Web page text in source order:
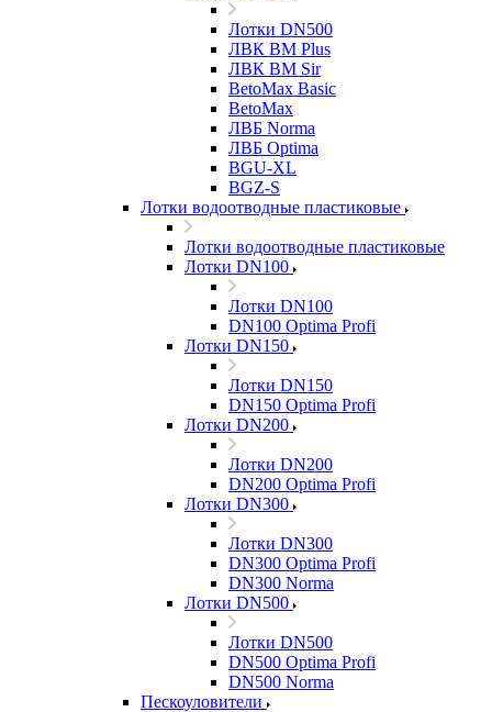
Лотки DN500
ЛВК ВМ Plus
ЛВК ВМ Sir
BetoMax Basic
BetoMax
ЛВБ Norma
ЛВБ Optima
BGU-XL
BGZ-S
Лотки водоотводные пластиковые
Лотки водоотводные пластиковые
Лотки DN100
Лотки DN100
DN100 Optima Profi
Лотки DN150
Лотки DN150
DN150 Optima Profi
Лотки DN200
Лотки DN200
DN200 Optima Profi
Лотки DN300
Лотки DN300
DN300 Optima Profi
DN300 Norma
Лотки DN500
Лотки DN500
DN500 Optima Profi
DN500 Norma
Пескоуловители